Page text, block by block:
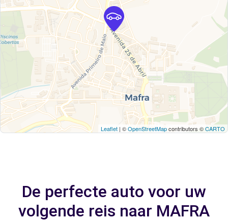
Leaflet | ©OpenStreetMapcontributors ©CARTO
De perfecte auto voor uw
volgende reis naar MAFRA